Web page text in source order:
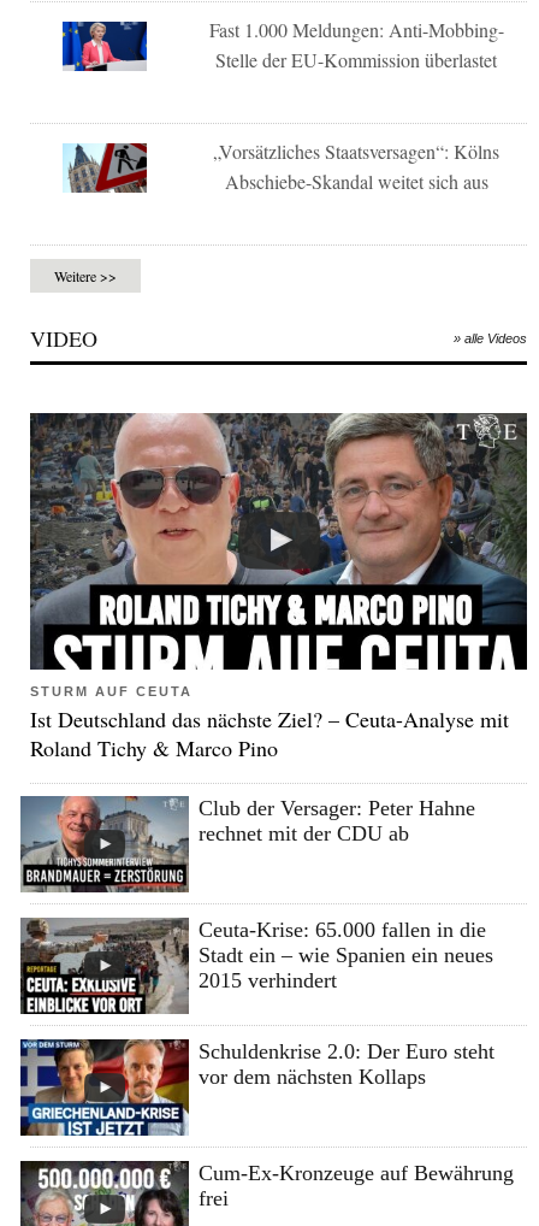
Fast 1.000 Meldungen: Anti-Mobbing-
Stelle der EU-Kommission überlastet
„Vorsätzliches Staatsversagen“: Kölns
Abschiebe-Skandal weitet sich aus
Weitere >>
VIDEO » alle Videos
STURM AUF CEUTA
Ist Deutschland das nächste Ziel? – Ceuta-Analyse mit
Roland Tichy & Marco Pino
Club der Versager: Peter Hahne
rechnet mit der CDU ab
Ceuta-Krise: 65.000 fallen in die
Stadt ein – wie Spanien ein neues
2015 verhindert
Schuldenkrise 2.0: Der Euro steht
vor dem nächsten Kollaps
Cum-Ex-Kronzeuge auf Bewährung
frei